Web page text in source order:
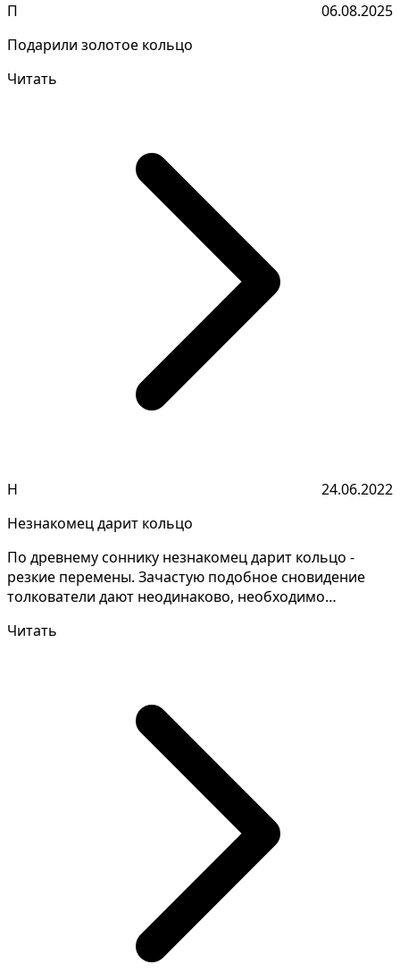
П
06.08.2025
Подарили золотое кольцо
Читать
Н
24.06.2022
Незнакомец дарит кольцо
По древнему соннику незнакомец дарит кольцо -
резкие перемены. Зачастую подобное сновидение
толкователи дают неодинаково, необходимо
Читать